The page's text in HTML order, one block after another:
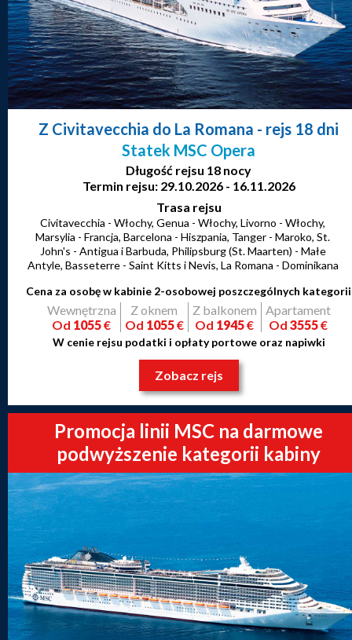
Z Civitavecchia do La Romana - rejs 18 dni
Statek MSC Opera
Długość rejsu 18 nocy
Termin rejsu: 29.10.2026 - 16.11.2026
Trasa rejsu
Civitavecchia - Włochy, Genua - Włochy, Livorno - Włochy,
Marsylia - Francja, Barcelona - Hiszpania, Tanger - Maroko, St.
John's - Antigua i Barbuda, Philipsburg (St. Maarten) - Małe
Antyle, Basseterre - Saint Kitts i Nevis, La Romana - Dominikana
Cena za osobę w kabinie 2-osobowej poszczególnych kategorii
Wewnętrzna
Od 1055€
Z oknem
Od 1055€
Z balkonem
Od 1945€
Apartament
Od 3555€
W cenie rejsu podatki i opłaty portowe oraz napiwki
Zobacz rejs
Promocja linii MSC na darmowe
podwyższenie kategorii kabiny